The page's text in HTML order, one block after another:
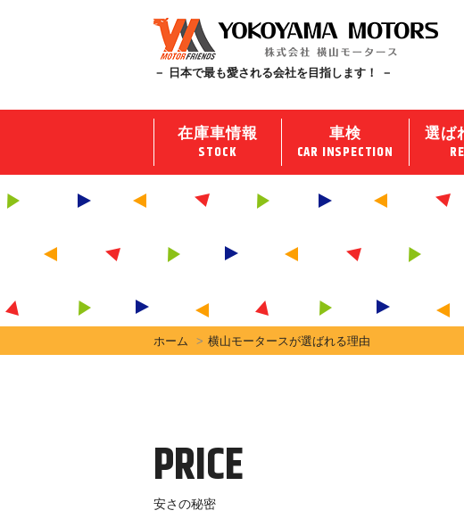
－ 日本で最も愛される会社を目指します！ －
在庫車情報
STOCK
車検
CAR INSPECTION
選ば
ホーム 横山モータースが選ばれる理由
PRICE
安さの秘密